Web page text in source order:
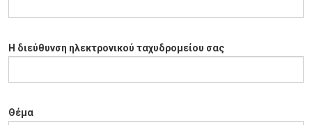
Η διεύθυνση ηλεκτρονικού ταχυδρομείου σας
Θέμα